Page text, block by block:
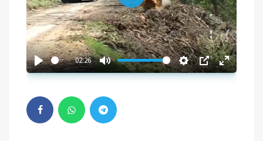
02:26
Play